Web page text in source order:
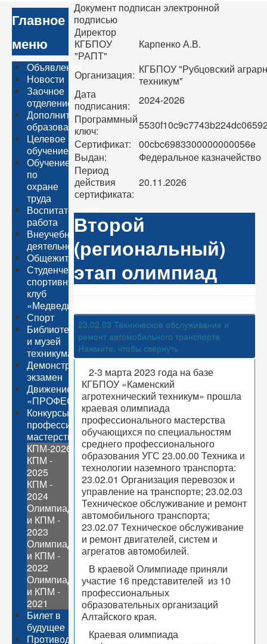
Главное
меню
Объявления
Новости
Заочное
отделение
Дополнительное
образование
Целевое
обучение
Обучение
по
охране
труда
Воспитательная
работа
Внеучебная
деятельность
Общежитие
Студенческий
спортивный
клуб
«Медведи»
Спорт
Библиотека
и музей
техникума
Демонстрационный
экзамен
Движение
«ПРОФЕССИОНАЛЫ»
Конкурсы
профессионального
мастерства
КПМ-2026
КПМ -
2025
КПМ -
2024
Олимпиады
и КПМ -
2023
Олимпиады
и КПМ -
2022
Олимпиады
и КПМ -
2021
Билет в
будущее
Противодействие
Документ подписан электронной
подписью
Директор
КГБПОУ
"РАПТ"
Карпенко А.В.
Организация: КГБПОУ "Рубцовский
техникум"
Дата
подписания:
2024-2026
Программный
ключ:
Сертификат:
00cbc6983300000000056e
Выдан:
Федеральное казначейство
Период
действия
сертификата:
20.11.2026
Второй
(региональный)
этап олимпиад
23.02.03 Техническое обслуживание и
ремонт автомобильного транспорта
Нажмите, чтобы свернуть
2-3 марта 2023 года на базе
КГБПОУ «Каменский
агротехнический техникум» прошла
краевая олимпиада
профессионального мастерства
обучающихся по специальностям
среднего профессионального
образования УГС 23.00.00 Техника и
технологии наземного транспорта:
23.02.01 Организация перевозок и
управление на транспорте; 23.02.03
Техническое обслуживание и ремонт
автомобильного транспорта;
23.02.07 Техническое обслуживание
и ремонт двигателей, систем и
агрегатов автомобилей.
В краевой Олимпиаде приняли
участие 16 представителей из 10
профессиональных
образовательных организаций
Алтайского края.
Краевая олимпиада